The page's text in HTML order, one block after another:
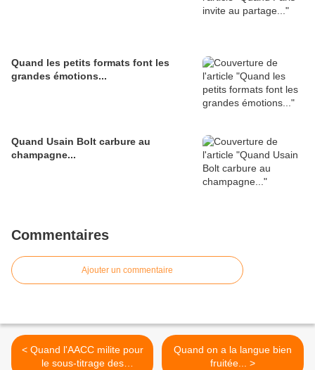
Quand les petits formats font les
grandes émotions...
Quand Usain Bolt carbure au
champagne...
Commentaires
Ajouter un commentaire
< Quand l'AACC milite pour
le sous-titrage des
Quand on a la langue bien
fruitée... >